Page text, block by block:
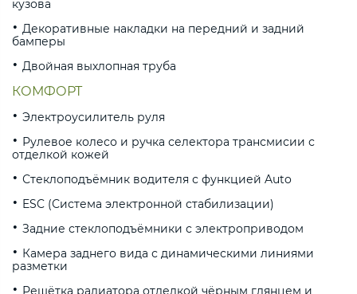
кузова
Декоративные накладки на передний и задний
бамперы
Двойная выхлопная труба
КОМФОРТ
Электроусилитель руля
Рулевое колесо и ручка селектора трансмисии с
отделкой кожей
Стеклоподъёмник водителя с функцией Auto
ESC (Система электронной стабилизации)
Задние стеклоподъёмники с электроприводом
Камера заднего вида с динамическими линиями
разметки
Решётка радиатора отделкой чёрным глянцем и